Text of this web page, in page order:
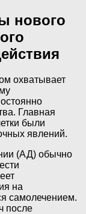
нового
охватывает
Главная
были
явлений.
(АД) обычно
на
самолечением.
после